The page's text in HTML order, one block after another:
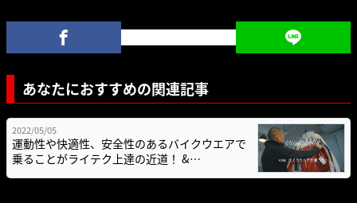
あなたにおすすめの関連記事
2022/05/05
運動性や快適性、安全性のあるバイクウエアで
乗ることがライテク上達の近道！ &…